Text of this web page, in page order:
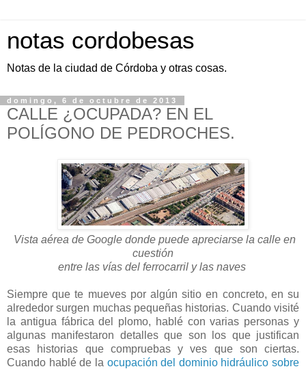
notas cordobesas
Notas de la ciudad de Córdoba y otras cosas.
domingo, 6 de octubre de 2013
CALLE ¿OCUPADA? EN EL
POLÍGONO DE PEDROCHES.
Vista aérea de Google donde puede apreciarse la calle en
cuestión
entre las vías del ferrocarril y las naves
Siempre que te mueves por algún sitio en concreto, en su
alrededor surgen muchas pequeñas historias. Cuando visité
la antigua fábrica del plomo, hablé con varias personas y
algunas manifestaron detalles que son los que justifican
esas historias que compruebas y ves que son ciertas.
Cuando hablé de la ocupación del dominio hidráulico sobre